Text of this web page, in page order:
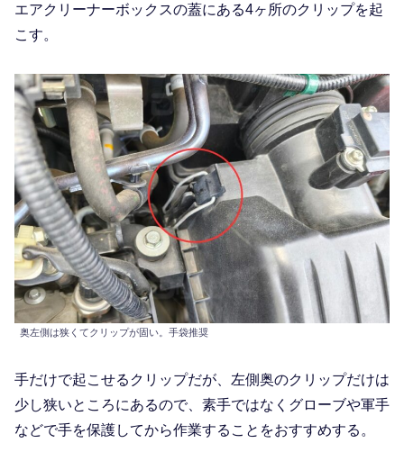
エアクリーナーボックスの蓋にある4ヶ所のクリップを起
こす。
奥左側は狭くてクリップが固い。手袋推奨
手だけで起こせるクリップだが、左側奥のクリップだけは
少し狭いところにあるので、素手ではなくグローブや軍手
などで手を保護してから作業することをおすすめする。